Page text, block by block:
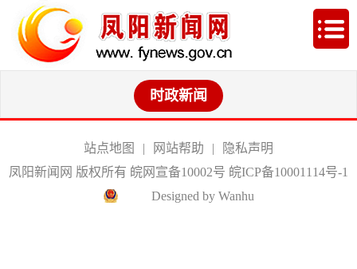
时政新闻
站点地图 | 网站帮助 |
隐私声明
凤阳新闻网 版权所有 皖网宣备10002号 皖ICP备10001114号-1
Designed by Wanhu